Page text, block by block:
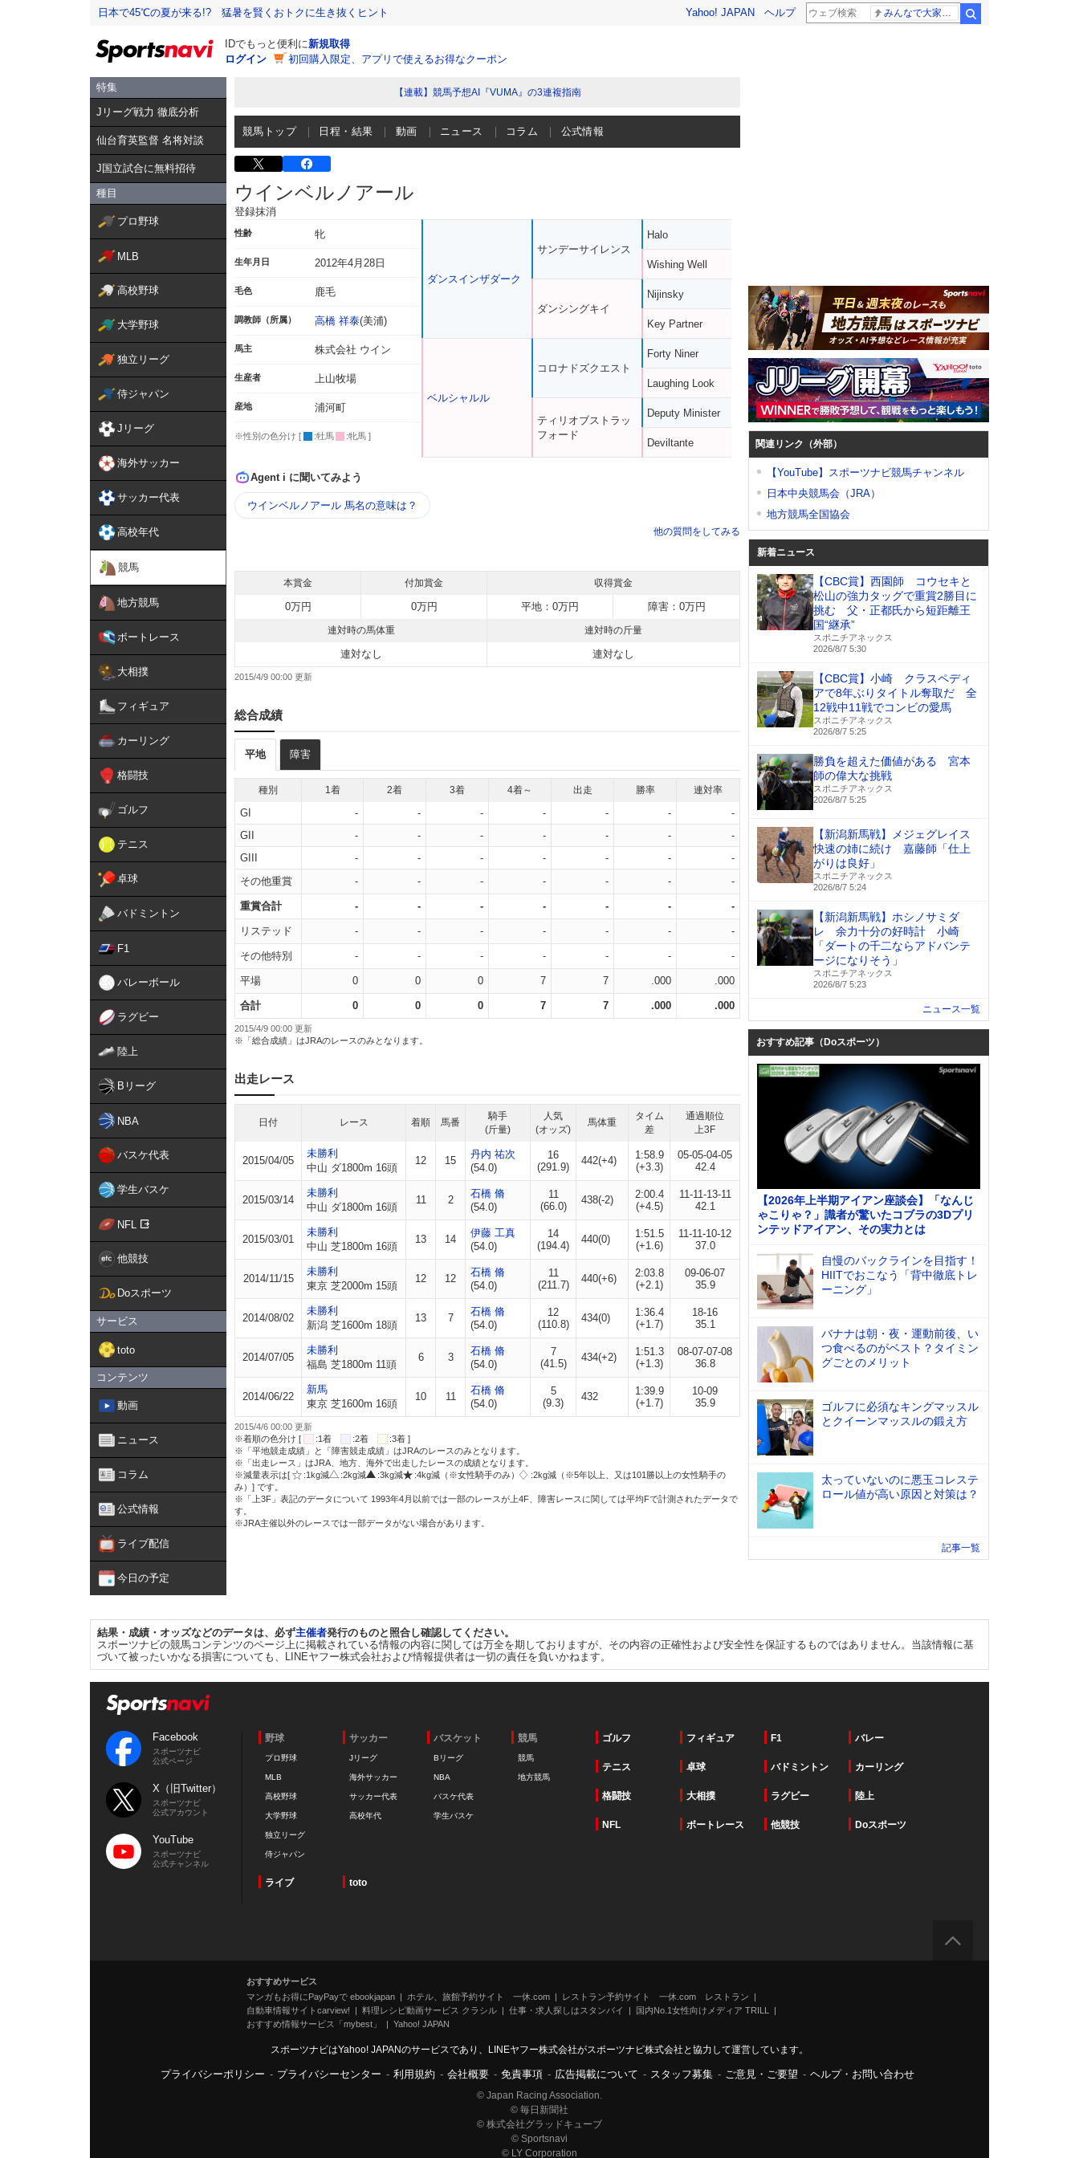
日本で45℃の夏が来る!? 猛暑を賢くおトクに生き抜くヒント Yahoo! JAPAN ヘルプ
IDでもっと便利に新規取得
ログイン
初回購入限定、アプリで使えるお得なクーポン
特集
Jリーグ戦力 徹底分析
仙台育英監督 名将対談
J国立試合に無料招待
種目
プロ野球
MLB
高校野球
大学野球
独立リーグ
侍ジャパン
Jリーグ
海外サッカー
サッカー代表
高校年代
競馬
地方競馬
ボートレース
大相撲
フィギュア
カーリング
格闘技
ゴルフ
テニス
卓球
バドミントン
F1
バレーボール
ラグビー
陸上
Bリーグ
NBA
バスケ代表
学生バスケ
NFL
他競技
Doスポーツ
サービス
toto
コンテンツ
動画
ニュース
コラム
公式情報
ライブ配信
今日の予定
【連載】競馬予想AI『VUMA』の3連複指南
競馬トップ 日程・結果 動画 ニュース コラム 公式情報
ウインベルノアール
登録抹消
性齢 牝
生年月日 2012年4月28日
毛色 鹿毛
調教師（所属） 高橋 祥泰(美浦)
馬主 株式会社 ウイン
生産者 上山牧場
産地 浦河町
※性別の色分け [ :牡馬 :牝馬 ]
ダンスインザダーク
ベルシャルル
サンデーサイレンス
ダンシングキイ
コロナドズクエスト
ティリオブストラッ
フォード
Halo
Wishing Well
Nijinsky
Key Partner
Forty Niner
Laughing Look
Deputy Minister
Deviltante
Agent i に聞いてみよう
ウインベルノアール 馬名の意味は？
他の質問をしてみる
本賞金 付加賞金 収得賞金
0万円 0万円 平地：0万円 障害：0万円
連対時の馬体重 連対時の斤量
連対なし 連対なし
2015/4/9 00:00
総合成績
平地 障害
種別 1着 2着 3着 4着～ 出走 勝率 連対率
GI - - - - - -
-
GII
- - - - - -
-
GIII
- - - - - -
-
その他重賞
- - - - - - -
重賞合計 - - - - - - -
リステッド - - - - - - -
その他特別 - - - - - - -
平場 0 0 0 7 7 .000 .000
合計 0 0 0 7 7 .000 .000
2015/4/9 00:00 更新
※「総合成績」はJRAのレースのみとなります。
出走レース
日付 レース 着順 馬番
騎手
(斤量)
人気
(オッズ)
馬体重
タイム
差
通過順位
上3F
2015/04/05
未勝利
中山 ダ1800m 16頭
12 15
丹内 祐次
(54.0)
16
(291.9)
442(+4)
1:58.9
(+3.3)
05-05-04-05
42.4
2015/03/14
未勝利
中山 ダ1800m 16頭
11 2
石橋 脩
(54.0)
11
(66.0)
438(-2)
2:00.4
(+4.5)
11-11-13-11
42.1
2015/03/01
未勝利
中山 芝1800m 16頭
13 14
伊藤 工真
(54.0)
14
(194.4)
440(0)
1:51.5
(+1.6)
11-11-10-12
37.0
2014/11/15
未勝利
東京 芝2000m 15頭
12 12
石橋 脩
(54.0)
11
(211.7)
440(+6)
2:03.8
(+2.1)
09-06-07
35.9
2014/08/02
未勝利
新潟 芝1600m 18頭
13 7
石橋 脩
(54.0)
12
(110.8)
434(0)
1:36.4
(+1.7)
18-16
35.1
2014/07/05
未勝利
福島 芝1800m 11頭
6 3
石橋 脩
(54.0)
7
(41.5)
434(+2)
1:51.3
(+1.3)
08-07-07-08
36.8
2014/06/22
新馬
東京 芝1600m 16頭
10 11
石橋 脩
(54.0)
5
(9.3)
432
1:39.9
(+1.7)
10-09
35.9
2015/4/6 00:00 更新
※着順の色分け [
:1着 :2着
:3着 ]
※「平地競走成績」と「障害競走成績」はJRAのレースのみとなります。
※「出走レース」はJRA、地方、海外で出走したレースの成績となります。
※減量表示は[
:1kg減 :2kg減 :3kg減 :4kg減（※女性騎手のみ）
:2kg減（※5年以上、又は101勝以上の女性騎手の
み）] です。
※「上3F」表記のデータについて 1993年4月以前では一部のレースが上4F、障害レースに関しては平均Fで計測されたデータで
す。
※JRA主催以外のレースでは一部データがない場合があります。
関連リンク（外部）
【YouTube】スポーツナビ競馬チャンネル
日本中央競馬会（JRA）
地方競馬全国協会
新着ニュース
【CBC賞】西園師 コウセキと
松山の強力タッグで重賞2勝目に
挑む 父・正都氏から短距離王
国“継承”
スポニチアネックス
2026/8/7 5:30
【CBC賞】小崎 クラスペディ
アで8年ぶりタイトル奪取だ 全
12戦中11戦でコンビの愛馬
スポニチアネックス
2026/8/7 5:25
勝負を超えた価値がある 宮本
師の偉大な挑戦
スポニチアネックス
2026/8/7 5:25
【新潟新馬戦】メジェグレイス
快速の姉に続け 嘉藤師「仕上
がりは良好」
スポニチアネックス
2026/8/7 5:24
【新潟新馬戦】ホシノサミダ
レ 余力十分の好時計 小崎
「ダートの千二ならアドバンテ
ージになりそう」
スポニチアネックス
2026/8/7 5:23
ニュース一覧
おすすめ記事（Doスポーツ）
【2026年上半期アイアン座談会】「なんじ
ゃこりゃ？」識者が驚いたコブラの3Dプリ
ンテッドアイアン、その実力とは
自慢のバックラインを目指す！
HIITでおこなう「背中徹底トレ
ーニング」
バナナは朝・夜・運動前後、い
つ食べるのがベスト？タイミン
グごとのメリット
ゴルフに必須なキングマッスル
とクイーンマッスルの鍛え方
太っていないのに悪玉コレステ
ロール値が高い原因と対策は？
記事一覧
結果・成績・オッズなどのデータは、必ず主催者発行のものと照合し確認してください。
スポーツナビの競馬コンテンツのページ上に掲載されている情報の内容に関しては万全を期しておりますが、その内容の正確性および安全性を保証するものではありません。当該情報に基
づいて被ったいかなる損害についても、LINEヤフー株式会社および情報提供者は一切の責任を負いかねます。
Facebook
スポーツナビ
公式ページ
X（旧Twitter）
スポーツナビ
公式アカウント
YouTube
スポーツナビ
公式チャンネル
野球
プロ野球
MLB
高校野球
大学野球
独立リーグ
侍ジャパン
サッカー
Jリーグ
海外サッカー
サッカー代表
高校年代
バスケット
Bリーグ
NBA
バスケ代表
学生バスケ
競馬
競馬
地方競馬
ゴルフ フィギュア F1 バレー
テニス 卓球 バドミントン カーリング
格闘技 大相撲 ラグビー 陸上
NFL ボートレース 他競技 Doスポーツ
ライブ toto
おすすめサービス
マンガもお得にPayPayで ebookjapan
ホテル、旅館予約サイト 一休.com
レストラン予約サイト 一休.com レストラン
自動車情報サイトcarview!
料理レシピ動画サービス クラシル 仕事・求人探しはスタンバイ
国内No.1女性向けメディア TRILL
おすすめ情報サービス「mybest」
Yahoo! JAPAN
スポーツナビはYahoo! JAPANのサービスであり、LINEヤフー株式会社がスポーツナビ株式会社と協力して運営しています。
プライバシーポリシー - プライバシーセンター - 利用規約 - 会社概要 - 免責事項 - 広告掲載について - スタッフ募集 - ご意見・ご要望 - ヘルプ・お問い合わせ
© Japan Racing Association.
© 毎日新聞社
© 株式会社グラッドキューブ
© Sportsnavi
© LY Corporation